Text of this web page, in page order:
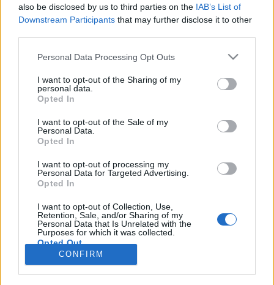
also be disclosed by us to third parties on the IAB’s List of
Downstream Participants that may further disclose it to other
Personal Data Processing Opt Outs
I want to opt-out of the Sharing of my
personal data.
Opted In
I want to opt-out of the Sale of my
Personal Data.
Opted In
I want to opt-out of processing my
Personal Data for Targeted Advertising.
Opted In
I want to opt-out of Collection, Use,
Retention, Sale, and/or Sharing of my
Personal Data that Is Unrelated with the
Purposes for which it was collected.
Opted Out
CONFIRM
Registrati Redazione Invia notizia Feed RSS Facebook
Twitter
Legnanonews.com
Sito di informazione locale
Direttore responsabile: Marco Tajè
Redazione: Via Matteotti, 3 (presso Famiglia Legnanese)
20025 Legnano (MI)
Email Direzione: direttore@legnanonews.com
Email Redazione: info@legnanonews.com
Pubblicità: commerciale@legnanonews.com
Tutti i contenuti originali sono di proprietà di LegnanoNews, ne è
consentito l'utilizzo citando il sito come fonte. Dei contenuti non originali